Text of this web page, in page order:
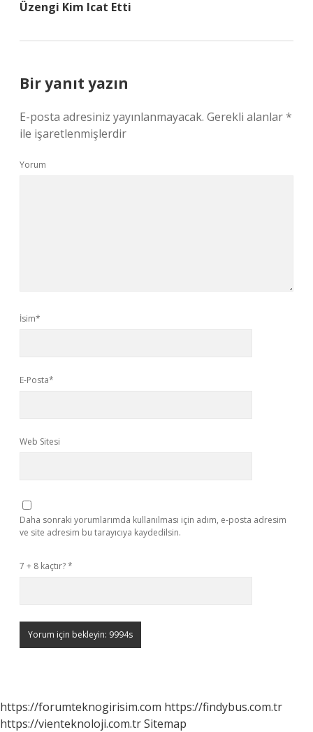
Üzengi Kim Icat Etti
Bir yanıt yazın
E-posta adresiniz yayınlanmayacak. Gerekli alanlar*
ile işaretlenmişlerdir
Yorum
İsim*
E-Posta*
Web Sitesi
Daha sonraki yorumlarımda kullanılması için adım, e-posta adresim
ve site adresim bu tarayıcıya kaydedilsin.
7 + 8 kaçtır?*
https://forumteknogirisim.com https://findybus.com.tr
https://vienteknoloji.com.trSitemap